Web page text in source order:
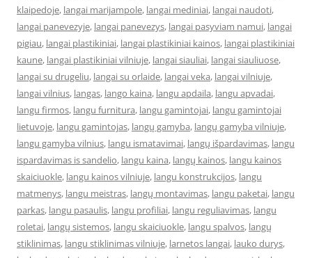
klaipedoje, langai marijampole, langai mediniai, langai naudoti,
langai panevezyje, langai panevezys, langai pasyviam namui, langai
pigiau, langai plastikiniai, langai plastikiniai kainos, langai plastikiniai
kaune, langai plastikiniai vilniuje, langai siauliai, langai siauliuose,
langai su drugeliu, langai su orlaide, langai veka, langai vilniuje,
langai vilnius, langas, lango kaina, langu apdaila, langu apvadai,
langu firmos, langu furnitura, langu gamintojai, langu gamintojai
lietuvoje, langu gamintojas, langų gamyba, langų gamyba vilniuje,
langu gamyba vilnius, langu ismatavimai, langų išpardavimas, langu
ispardavimas is sandelio, langu kaina, langų kainos, langu kainos
skaiciuokle, langu kainos vilniuje, langu konstrukcijos, langu
matmenys, langu meistras, langų montavimas, langu paketai, langu
parkas, langu pasaulis, langu profiliai, langu reguliavimas, langu
roletai, langų sistemos, langu skaiciuokle, langu spalvos, langų
stiklinimas, langu stiklinimas vilniuje, larnetos langai, lauko durys,